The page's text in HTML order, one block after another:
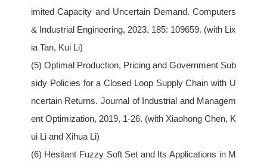
imited Capacity and Uncertain Demand. Computers
& Industrial Engineering, 2023, 185: 109659. (with Lix
ia Tan, Kui Li)
(5) Optimal Production, Pricing and Government Sub
sidy Policies for a Closed Loop Supply Chain with U
ncertain Returns. Journal of Industrial and Managem
ent Optimization, 2019, 1-26. (with Xiaohong Chen, K
ui Li and Xihua Li)
(6) Hesitant Fuzzy Soft Set and Its Applications in M